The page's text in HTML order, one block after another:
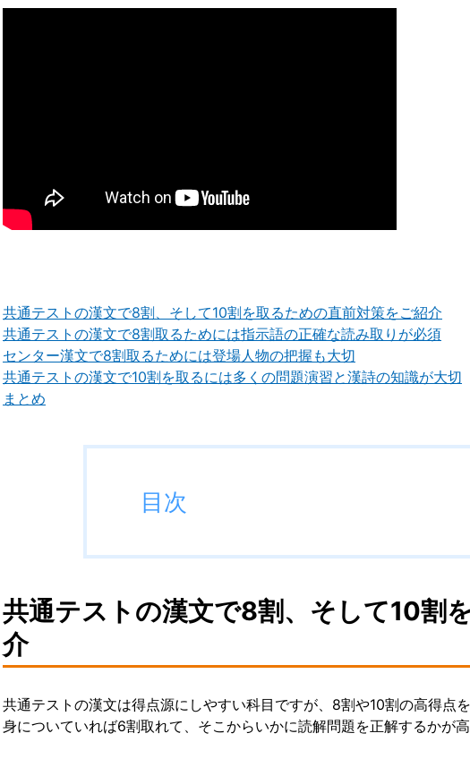
共通テストの漢文で8割、そして10割を取るための直前対策をご紹介
共通テストの漢文で8割取るためには指示語の正確な読み取りが必須
センター漢文で8割取るためには登場人物の把握も大切
共通テストの漢文で10割を取るには多くの問題演習と漢詩の知識が大切
まとめ
目次
共通テストの漢文で8割、そして10割
介
共通テストの漢文は得点源にしやすい科目ですが、8割や10割の高得点
身についていれば6割取れて、そこからいかに読解問題を正解するかが